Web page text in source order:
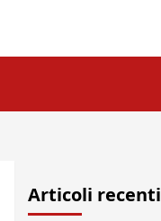
Articoli recenti